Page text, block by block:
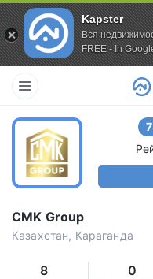
Kapster
Вся
FREE - In
CMK Group
Казахстан, Караганда
8 0